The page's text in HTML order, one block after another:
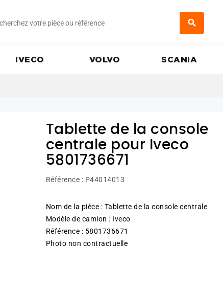
IVECO VOLVO SCANIA
Tablette de la console
centrale pour Iveco
5801736671
Référence : P44014013
Nom de la pièce : Tablette de la console centrale
Modèle de camion : Iveco
Référence : 5801736671
Photo non contractuelle